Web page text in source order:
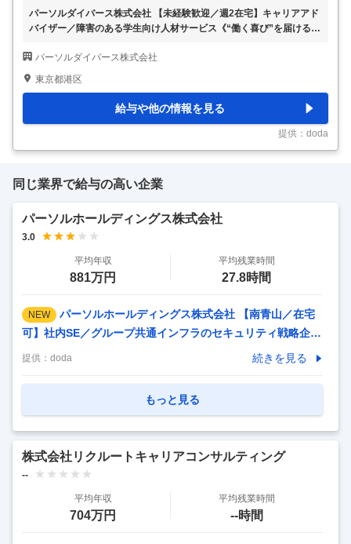
パーソルダイバース株式会社 【未経験歓迎／週2在宅】キャリアアド
バイザー／障害のある学生向け人材サービス《“働く喜び”を届ける》
のある学生向け人材サービス《“働く喜び”を届ける》 【具体的な仕
事内容】 【未来を一緒に描き、社会に踏み出すサポート／単なる案
パーソルグループ・障害者雇用のリーディングカンパニー／年休122
日・残業月20h程】 ■概要： 障害のある学生の「はたらく第一歩」を
支えるキャリア支援事業部にて、キャリアアドバイザー（CA）とし
て就職活動を総合的にサ…
パーソルダイバース株式会社
東京都港区
給与や他の情報を見る
提供：doda
同じ業界で給与の高い企業
パーソルホールディングス株式会社
3.0
平均年収
881万円
平均残業時間
27.8時間
NEW
パーソルホールディングス株式会社 【南青山／在宅
可】社内SE／グループ共通インフラのセキュリティ戦略企画
◆東証プライム上場／副業OK 【仕事内容】 【南青山／在宅
プライム上場G／年休123日／リモート可】 ■募集背景： 当
ュリティ、ガバナンス、人・組織の強化を重点施策として進
全性確保は事業継続と価値提供の前提条件となっ…
提供： doda 続きを見る
もっと見る
株式会社リクルートキャリアコンサルティング
--
平均年収
704万円
平均残業時間
--時間